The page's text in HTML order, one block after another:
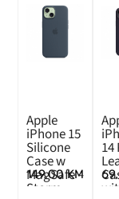
Apple
iPhone 15
Silicone
Case w
MagSafe –
Storm
149,00KM
14